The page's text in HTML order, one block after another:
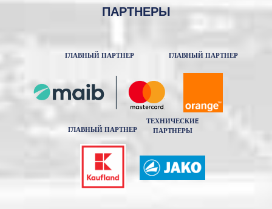
ПАРТНЕРЫ
ГЛАВНЫЙ ПАРТНЕР ГЛАВНЫЙ ПАРТНЕР
ГЛАВНЫЙ ПАРТНЕР
ТЕХНИЧЕСКИE
ПАРТНЕРЫ